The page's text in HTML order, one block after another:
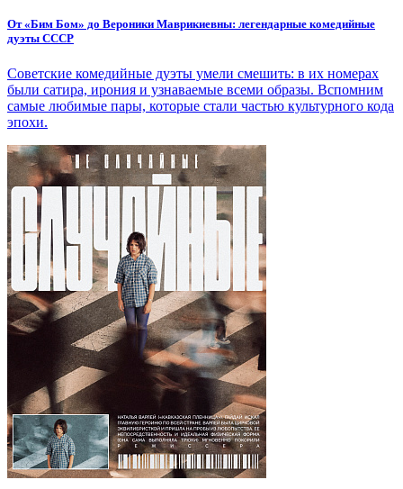
От «Бим Бом» до Вероники Маврикиевны: легендарные комедийные
дуэты СССР
Советские комедийные дуэты умели смешить: в их номерах
были сатира, ирония и узнаваемые всеми образы. Вспомним
самые любимые пары, которые стали частью культурного кода
эпохи.